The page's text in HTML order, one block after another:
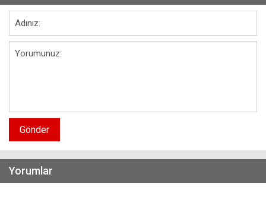
Gönder
Yorumlar